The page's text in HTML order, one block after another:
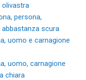
olivastra
persona,
scura
uomo e carnagione
uomo, carnagione
chiara